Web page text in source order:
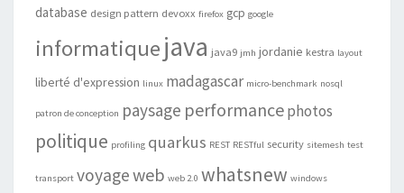
database design pattern devoxx firefox gcp google
informatiquejava java9 jmh jordanie kestra layout
liberté d'expression linux madagascar micro-benchmark nosql
patron de conception paysage performancephotos
politique profiling quarkus REST RESTful security sitemesh test
transport voyageweb web 2.0 whatsnew windows